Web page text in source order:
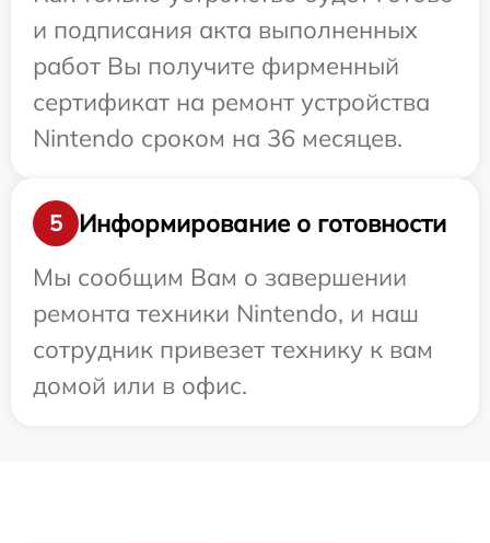
и подписания акта выполненных
работ Вы получите фирменный
сертификат на ремонт устройства
Nintendo сроком на 36 месяцев.
5
Информирование о готовности
Мы сообщим Вам о завершении
ремонта техники Nintendo, и наш
сотрудник привезет технику к вам
домой или в офис.